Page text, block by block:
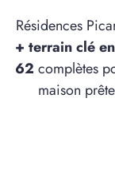
SERVICE BDL
Résidences
+ terrain clé
62 complètes
maison